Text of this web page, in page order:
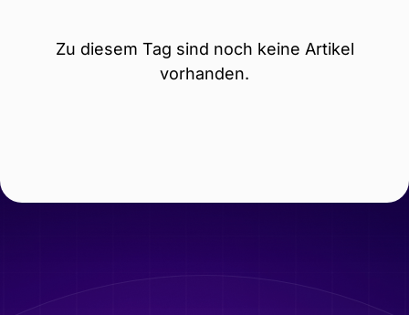
Zu diesem Tag sind noch keine Artikel
vorhanden.